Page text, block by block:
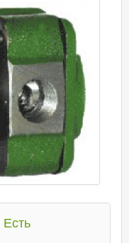
Есть